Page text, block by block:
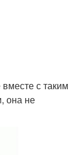
с таким
она не